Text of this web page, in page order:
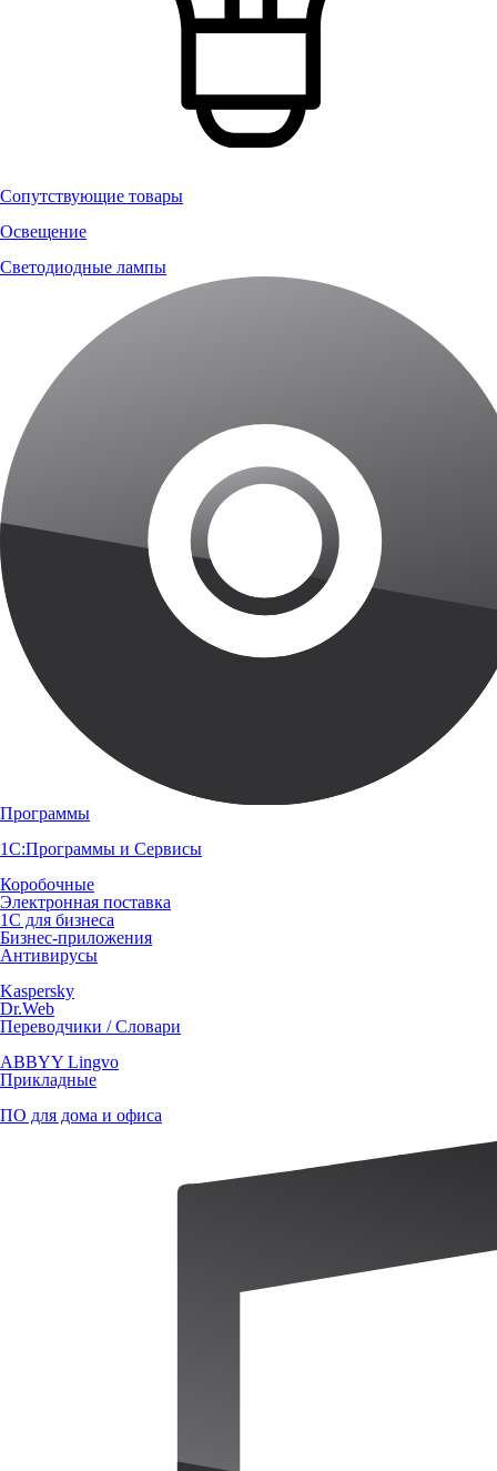
Сопутствующие товары
Освещение
Светодиодные лампы
Программы
1С:Программы и Сервисы
Коробочные
Электронная поставка
1С для бизнеса
Бизнес-приложения
Антивирусы
Kaspersky
Dr.Web
Переводчики / Словари
ABBYY Lingvo
Прикладные
ПО для дома и офиса